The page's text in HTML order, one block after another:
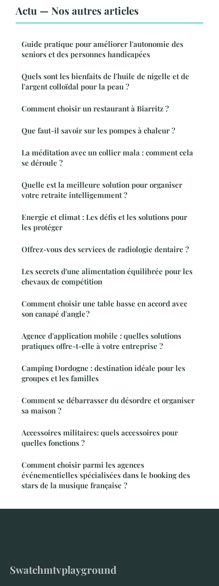
Actu — Nos autres articles
Guide pratique pour améliorer l'autonomie des
seniors et des personnes handicapées
Quels sont les bienfaits de l'huile de nigelle et de
l'argent colloïdal pour la peau ?
Comment choisir un restaurant à Biarritz ?
Que faut-il savoir sur les pompes à chaleur ?
La méditation avec un collier mala : comment cela
se déroule ?
Quelle est la meilleure solution pour organiser
votre retraite intelligemment ?
Energie et climat : Les défis et les solutions pour
les protéger
Offrez-vous des services de radiologie dentaire ?
Les secrets d'une alimentation équilibrée pour les
chevaux de compétition
Comment choisir une table basse en accord avec
son canapé d'angle ?
Agence d'application mobile : quelles solutions
pratiques offre-t-elle à votre entreprise ?
Camping Dordogne : destination idéale pour les
groupes et les familles
Comment se débarrasser du désordre et organiser
sa maison ?
Accessoires militaires: quels accessoires pour
quelles fonctions ?
Comment choisir parmi les agences
événementielles spécialisées dans le booking des
stars de la musique française ?
Swatchmtvplayground